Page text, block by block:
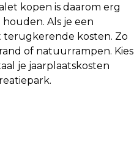
kopen is daarom erg
Als je een
kosten. Zo
of natuurrampen. Kies
je jaarplaatskosten